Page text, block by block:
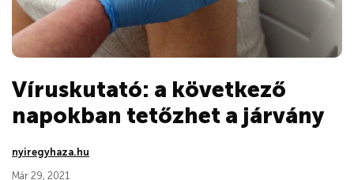
Víruskutató: a következő
napokban tetőzhet a járvány
nyiregyhaza.hu
Már 29, 2021